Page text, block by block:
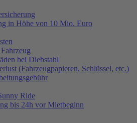
in Höhe von 10 Mio. Euro
bei Diebstahl
(Fahrzeugpapieren, Schlüssel, etc.)
Ride
bis 24h vor Mietbeginn